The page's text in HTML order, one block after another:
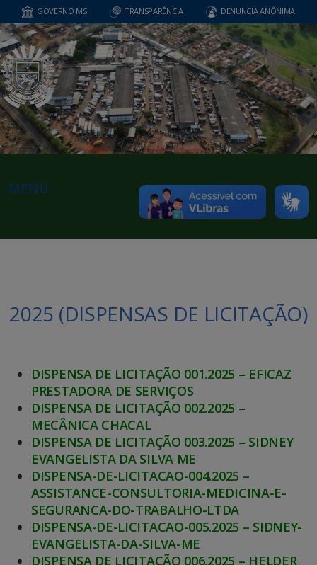
GOVERNO MS TRANSPARÊNCIA DENUNCIA ANÔNIMA
MENU
2025 (DISPENSAS DE LICITAÇÃO)
DISPENSA DE LICITAÇÃO 001.2025 – EFICAZ
PRESTADORA DE SERVIÇOS
DISPENSA DE LICITAÇÃO 002.2025 –
MECÂNICA CHACAL
DISPENSA DE LICITAÇÃO 003.2025 – SIDNEY
EVANGELISTA DA SILVA ME
DISPENSA-DE-LICITACAO-004.2025 –
ASSISTANCE-CONSULTORIA-MEDICINA-E-
SEGURANCA-DO-TRABALHO-LTDA
DISPENSA-DE-LICITACAO-005.2025 – SIDNEY-
EVANGELISTA-DA-SILVA-ME
DISPENSA DE LICITAÇÃO 006.2025 – HELDER